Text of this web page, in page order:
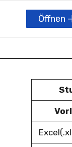
Öffnen